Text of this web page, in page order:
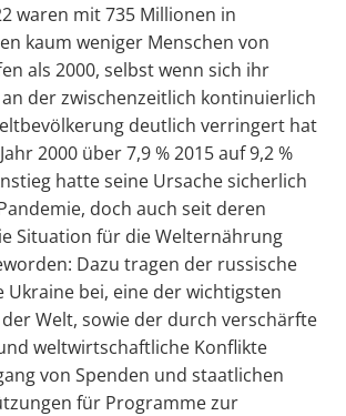
waren mit 735 Millionen in
kaum weniger Menschen von
als 2000, selbst wenn sich ihr
der zwischenzeitlich kontinuierlich
deutlich verringert hat
2000 über 7,9 % 2015 auf 9,2 %
hatte seine Ursache sicherlich
doch auch seit deren
Situation für die Welternährung
Dazu tragen der russische
Ukraine bei, eine der wichtigsten
Welt, sowie der durch verschärfte
weltwirtschaftliche Konflikte
von Spenden und staatlichen
für Programme zur